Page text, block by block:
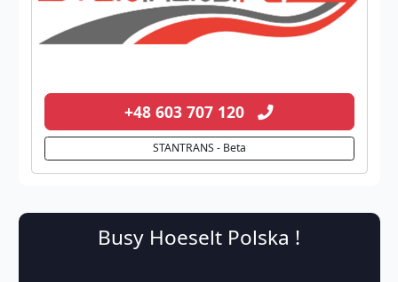
+48 603 707 120
STANTRANS - Beta
Busy Hoeselt Polska !